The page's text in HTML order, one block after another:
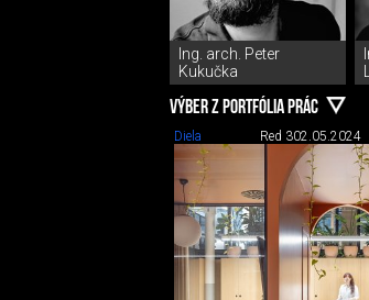
Ing. arch. Peter
Kukučka
VÝBER Z PORTFÓLIA PRÁC
Diela Red 302.05.2024